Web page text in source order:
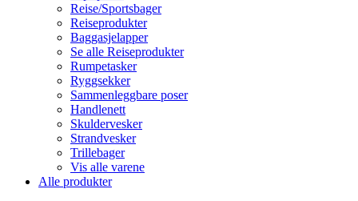
Reise/Sportsbager
Reiseprodukter
Baggasjelapper
Se alle Reiseprodukter
Rumpetasker
Ryggsekker
Sammenleggbare poser
Handlenett
Skuldervesker
Strandvesker
Trillebager
Vis alle varene
Alle produkter